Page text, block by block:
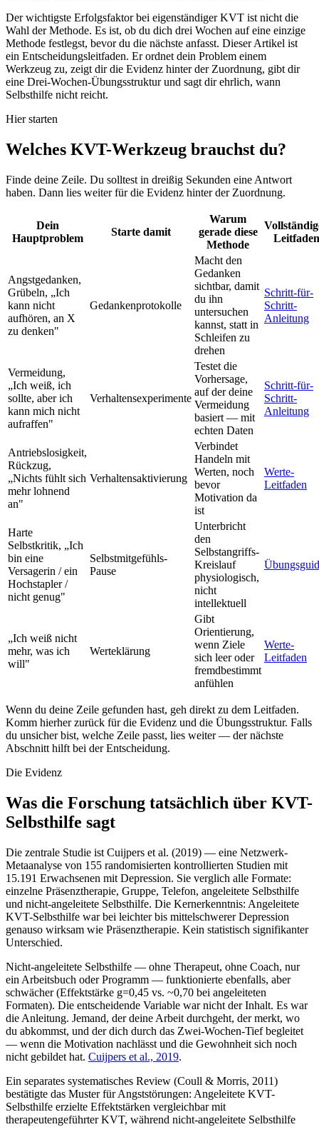
Der wichtigste Erfolgsfaktor bei eigenständiger KVT ist nicht die
Wahl der Methode. Es ist, ob du dich drei Wochen auf eine einzige
Methode festlegst, bevor du die nächste anfasst. Dieser Artikel ist
ein Entscheidungsleitfaden. Er ordnet dein Problem einem
Werkzeug zu, zeigt dir die Evidenz hinter der Zuordnung, gibt dir
eine Drei-Wochen-Übungsstruktur und sagt dir ehrlich, wann
Selbsthilfe nicht reicht.
Hier starten
Welches KVT-Werkzeug brauchst du?
Finde deine Zeile. Du solltest in dreißig Sekunden eine Antwort
haben. Dann lies weiter für die Evidenz hinter der Zuordnung.
Dein
Hauptproblem
Starte damit
Warum
gerade diese
Methode
Leitfaden
Angstgedanken,
Grübeln, „Ich
kann nicht
aufhören, an X
zu denken"
Gedankenprotokolle
Macht den
Gedanken
sichtbar, damit
du ihn
untersuchen
kannst, statt in
Schleifen zu
drehen
Schritt-für-
Schritt-
Anleitung
Vermeidung,
„Ich weiß, ich
sollte, aber ich
kann mich nicht
aufraffen"
Verhaltensexperimente
Testet die
Vorhersage,
auf der deine
Vermeidung
basiert — mit
echten Daten
Schritt-für-
Schritt-
Anleitung
Antriebslosigkeit,
Rückzug,
„Nichts fühlt sich
mehr lohnend
an"
Verhaltensaktivierung
Verbindet
Handeln mit
Werten, noch
bevor
Motivation da
ist
Werte-
Leitfaden
Harte
Selbstkritik, „Ich
bin eine
Versagerin / ein
Hochstapler /
nicht genug"
Selbstmitgefühls-
Pause
Unterbricht
den
Selbstangriffs-
Kreislauf
physiologisch,
nicht
intellektuell
„Ich weiß nicht
mehr, was ich
will"
Werteklärung
Gibt
Orientierung,
wenn Ziele
sich leer oder
fremdbestimmt
anfühlen
Werte-
Leitfaden
Wenn du deine Zeile gefunden hast, geh direkt zu dem Leitfaden.
Komm hierher zurück für die Evidenz und die Übungsstruktur. Falls
du unsicher bist, welche Zeile passt, lies weiter — der nächste
Abschnitt hilft bei der Entscheidung.
Die Evidenz
Was die Forschung tatsächlich über KVT-
Selbsthilfe sagt
Die zentrale Studie ist Cuijpers et al. (2019) — eine Netzwerk-
Metaanalyse von 155 randomisierten kontrollierten Studien mit
15.191 Erwachsenen mit Depression. Sie verglich alle Formate:
einzelne Präsenztherapie, Gruppe, Telefon, angeleitete Selbsthilfe
und nicht-angeleitete Selbsthilfe. Die Kernerkenntnis: Angeleitete
KVT-Selbsthilfe war bei leichter bis mittelschwerer Depression
genauso wirksam wie Präsenztherapie. Kein statistisch signifikanter
Unterschied.
Nicht-angeleitete Selbsthilfe — ohne Therapeut, ohne Coach, nur
ein Arbeitsbuch oder Programm — funktionierte ebenfalls, aber
schwächer (Effektstärke g=0,45 vs. ~0,70 bei angeleiteten
Formaten). Die entscheidende Variable war nicht der Inhalt. Es war
die Anleitung. Jemand, der deine Arbeit durchgeht, der merkt, wo
du abkommst, und der dich durch das Zwei-Wochen-Tief begleitet
— wenn die Motivation nachlässt und die Gewohnheit sich noch
nicht gebildet hat. Cuijpers et al., 2019.
Ein separates systematisches Review (Coull & Morris, 2011)
bestätigte das Muster für Angststörungen: Angeleitete KVT-
Selbsthilfe erzielte Effektstärken vergleichbar mit
therapeutengeführter KVT, während nicht-angeleitete Selbsthilfe